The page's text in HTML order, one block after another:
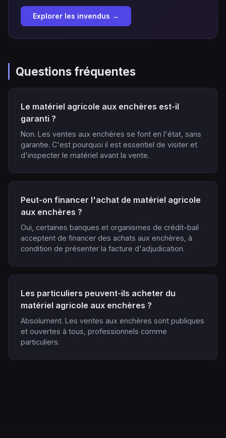
Explorer les invendus →
Questions fréquentes
Le matériel agricole aux enchères est-il
garanti ?
Non. Les ventes aux enchères se font en l'état, sans
garantie. C'est pourquoi il est essentiel de visiter et
d'inspecter le matériel avant la vente.
Peut-on financer l'achat de matériel agricole
aux enchères ?
Oui, certaines banques et organismes de crédit-bail
acceptent de financer des achats aux enchères, à
condition de présenter la facture d'adjudication.
Les particuliers peuvent-ils acheter du
matériel agricole aux enchères ?
Absolument. Les ventes aux enchères sont publiques
et ouvertes à tous, professionnels comme
particuliers.